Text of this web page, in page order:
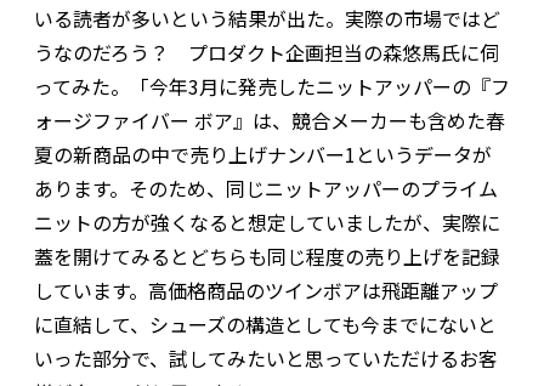
いる読者が多いという結果が出た。実際の市場ではど
うなのだろう？ プロダクト企画担当の森悠馬氏に伺
ってみた。「今年3月に発売したニットアッパーの『フ
ォージファイバー ボア』は、競合メーカーも含めた春
夏の新商品の中で売り上げナンバー1というデータが
あります。そのため、同じニットアッパーのプライム
ニットの方が強くなると想定していましたが、実際に
蓋を開けてみるとどちらも同じ程度の売り上げを記録
しています。高価格商品のツインボアは飛距離アップ
に直結して、シューズの構造としても今までにないと
いった部分で、試してみたいと思っていただけるお客